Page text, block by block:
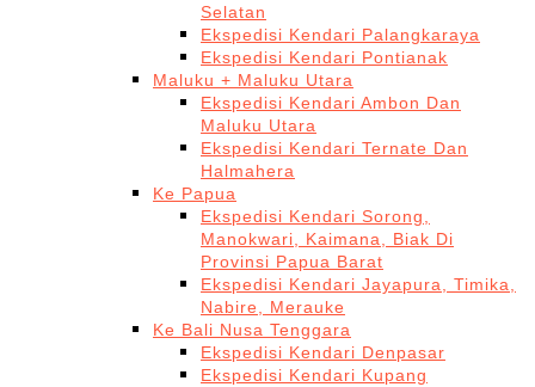
Selatan
Ekspedisi Kendari Palangkaraya
Ekspedisi Kendari Pontianak
Maluku + Maluku Utara
Ekspedisi Kendari Ambon Dan
Maluku Utara
Ekspedisi Kendari Ternate Dan
Halmahera
Ke Papua
Ekspedisi Kendari Sorong,
Manokwari, Kaimana, Biak Di
Provinsi Papua Barat
Ekspedisi Kendari Jayapura, Timika,
Nabire, Merauke
Ke Bali Nusa Tenggara
Ekspedisi Kendari Denpasar
Ekspedisi Kendari Kupang